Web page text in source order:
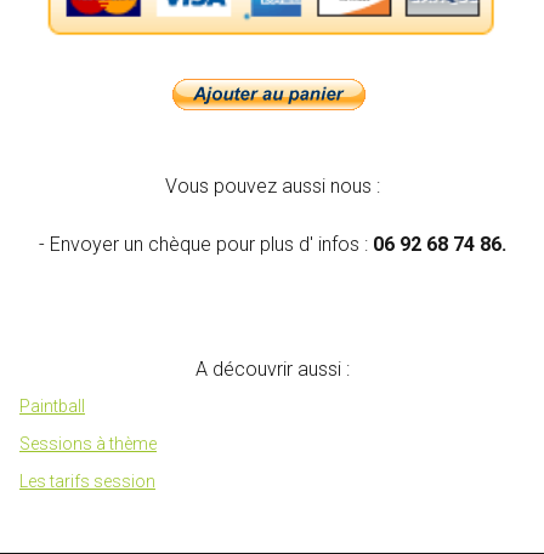
Vous pouvez aussi nous :
- Envoyer un chèque pour plus d' infos : 06 92 68 74 86.
A découvrir aussi :
Paintball
Sessions à thème
Les tarifs session